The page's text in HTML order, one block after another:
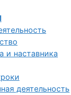
и наставника
деятельность